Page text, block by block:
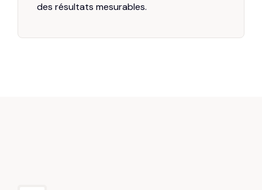
des résultats mesurables.